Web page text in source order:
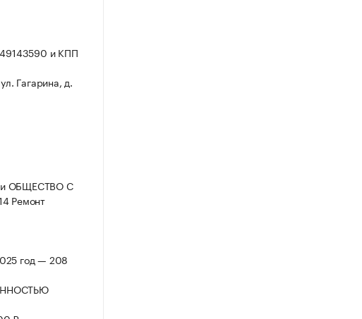
и КПП
Гагарина, д.
ОБЩЕСТВО С
Ремонт
год — 208